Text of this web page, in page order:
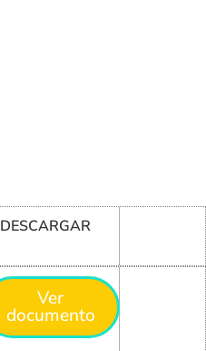
DESCARGAR
Ver
documento